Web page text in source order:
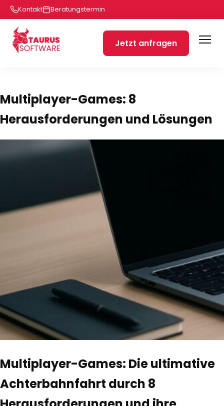
Kontakt Beratungstermin
Jetzt anfragen
Multiplayer-Games: 8
Herausforderungen und Lösungen
Multiplayer-Games: Die ultimative
Achterbahnfahrt durch 8